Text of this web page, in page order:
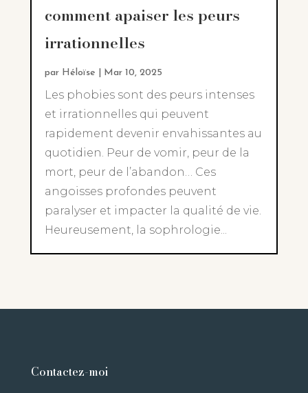
comment apaiser les peurs
irrationnelles
par Héloïse Mar 10, 2025
Les phobies sont des peurs intenses
et irrationnelles qui peuvent
rapidement devenir envahissantes au
quotidien. Peur de vomir, peur de la
mort, peur de l’abandon… Ces
angoisses profondes peuvent
paralyser et impacter la qualité de vie.
Heureusement, la sophrologie...
Contactez-moi